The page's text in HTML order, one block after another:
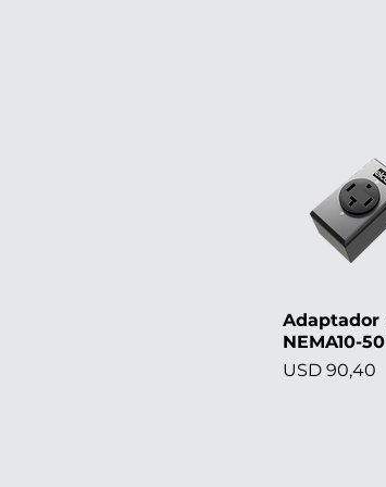
Adaptador
NEMA10-
Precio
USD 90,40